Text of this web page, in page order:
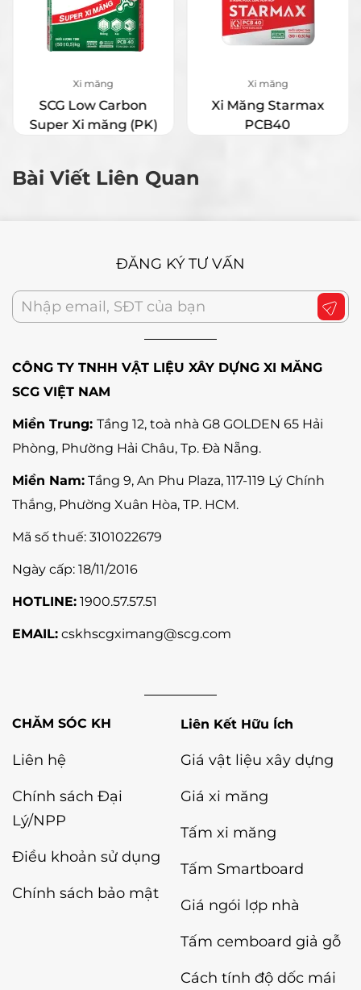
Xi măng
SCG Low Carbon
Super Xi măng (PK)
Xi măng
Xi Măng Starmax
PCB40
Bài Viết Liên Quan
ĐĂNG KÝ TƯ VẤN
CÔNG TY TNHH VẬT LIỆU XÂY DỰNG XI MĂNG
SCG VIỆT NAM
Miền Trung: Tầng 12, toà nhà G8 GOLDEN 65 Hải
Phòng, Phường Hải Châu, Tp. Đà Nẵng.
Miền Nam: Tầng 9, An Phu Plaza, 117-119 Lý Chính
Thắng, Phường Xuân Hòa, TP. HCM.
Mã số thuế: 3101022679
Ngày cấp: 18/11/2016
HOTLINE: 1900.57.57.51
EMAIL: cskhscgximang@scg.com
Liên hệ
Chính sách Đại
Lý/NPP
Điều khoản sử dụng
Chính sách bảo mật
Liên Kết Hữu Ích
Giá vật liệu xây dựng
Giá xi măng
Tấm xi măng
Tấm Smartboard
Giá ngói lợp nhà
Tấm cemboard giả gỗ
Cách tính độ dốc mái